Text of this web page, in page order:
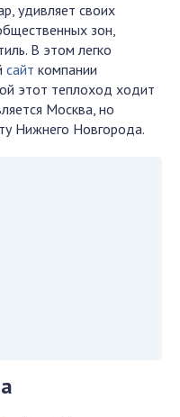
удивляет своих
зон,
В этом легко
сайт компании
этот теплоход ходит
Москва, но
Нижнего Новгорода.